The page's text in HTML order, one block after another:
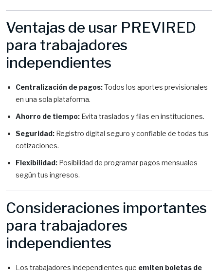
Ventajas de usar PREVIRED
para trabajadores
independientes
Centralización de pagos:Todos los aportes previsionales
en una sola plataforma.
Ahorro de tiempo: Evita traslados y filas en instituciones.
Seguridad: Registro digital seguro y confiable de todas tus
cotizaciones.
Flexibilidad: Posibilidad de programar pagos mensuales
según tus ingresos.
Consideraciones importantes
para trabajadores
independientes
Los trabajadores independientes que emiten boletas de